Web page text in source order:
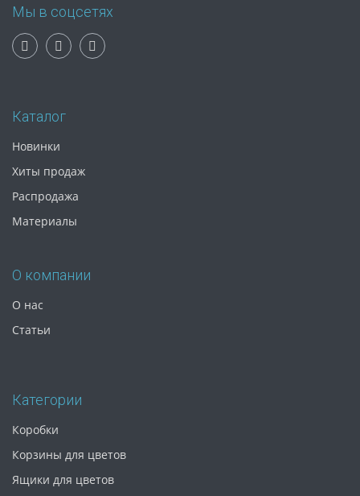
Мы в соцсетях
Каталог
Новинки
Хиты продаж
Распродажа
Материалы
О компании
О нас
Статьи
Категории
Коробки
Корзины для цветов
Ящики для цветов